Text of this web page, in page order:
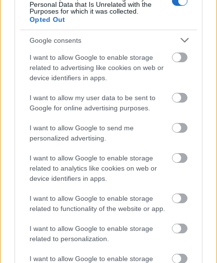
Personal Data that Is Unrelated with the
Purposes for which it was collected.
Opted Out
Google consents
I want to allow Google to enable storage
related to advertising like cookies on web or
device identifiers in apps.
I want to allow my user data to be sent to
Google for online advertising purposes.
I want to allow Google to send me
personalized advertising.
I want to allow Google to enable storage
related to analytics like cookies on web or
device identifiers in apps.
I want to allow Google to enable storage
related to functionality of the website or app.
I want to allow Google to enable storage
related to personalization.
I want to allow Google to enable storage